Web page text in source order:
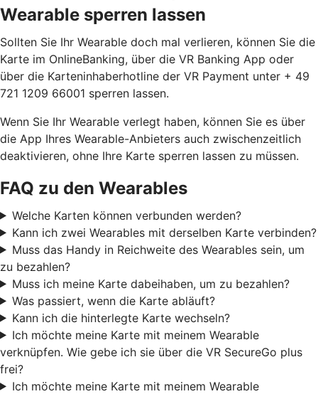
Wearable sperren lassen
Sollten Sie Ihr Wearable doch mal verlieren, können Sie die
Karte im OnlineBanking, über die VR Banking App oder
über die Karteninhaberhotline der VR Payment unter + 49
721 1209 66001 sperren lassen.
Wenn Sie Ihr Wearable verlegt haben, können Sie es über
die App Ihres Wearable-Anbieters auch zwischenzeitlich
deaktivieren, ohne Ihre Karte sperren lassen zu müssen.
FAQ zu den Wearables
Welche Karten können verbunden werden?
Kann ich zwei Wearables mit derselben Karte verbinden?
Muss das Handy in Reichweite des Wearables sein, um
zu bezahlen?
Muss ich meine Karte dabeihaben, um zu bezahlen?
Was passiert, wenn die Karte abläuft?
Kann ich die hinterlegte Karte wechseln?
Ich möchte meine Karte mit meinem Wearable
verknüpfen. Wie gebe ich sie über die VR SecureGo plus
frei?
Ich möchte meine Karte mit meinem Wearable